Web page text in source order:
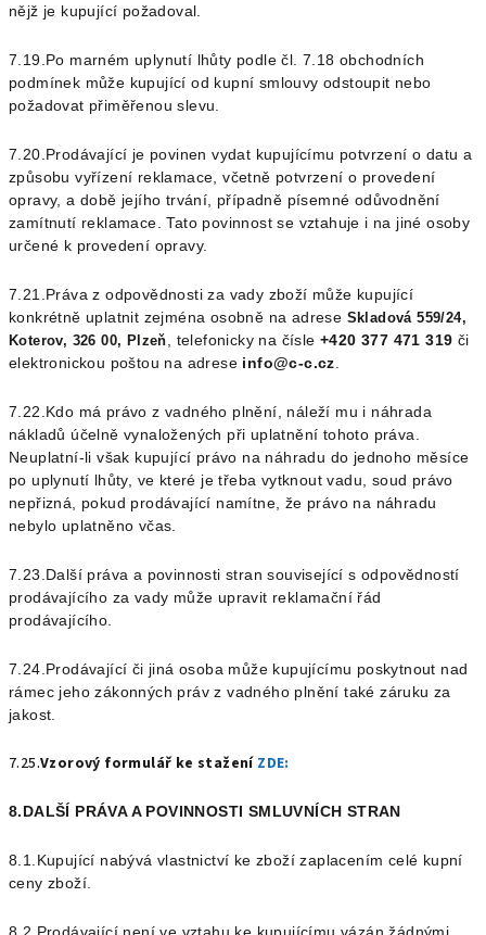
nějž je kupující požadoval.
7.19.Po marném uplynutí lhůty podle čl. 7.18 obchodních
podmínek může kupující od kupní smlouvy odstoupit nebo
požadovat přiměřenou slevu.
7.20.Prodávající je povinen vydat kupujícímu potvrzení o datu a
způsobu vyřízení reklamace, včetně potvrzení o provedení
opravy, a době jejího trvání, případně písemné odůvodnění
zamítnutí reklamace. Tato povinnost se vztahuje i na jiné osoby
určené k provedení opravy.
7.21.Práva z odpovědnosti za vady zboží může kupující
konkrétně uplatnit zejména osobně na adrese Skladová 559/24,
Koterov, 326 00, Plzeň , telefonicky na čísle+420 377 471 319 či
elektronickou poštou na adrese info@c-c.cz
7.22.Kdo má právo z vadného plnění, náleží mu i náhrada
nákladů účelně vynaložených při uplatnění tohoto práva.
Neuplatní-li však kupující právo na náhradu do jednoho měsíce
po uplynutí lhůty, ve které je třeba vytknout vadu, soud právo
nepřizná, pokud prodávající namítne, že právo na náhradu
nebylo uplatněno včas.
7.23.Další práva a povinnosti stran související s odpovědností
prodávajícího za vady může upravit reklamační řád
prodávajícího.
7.24.Prodávající či jiná osoba může kupujícímu poskytnout nad
rámec jeho zákonných práv z vadného plnění také záruku za
jakost.
7.25.Vzorový formulář ke stažení ZDE:
8.DALŠÍ PRÁVA A POVINNOSTI SMLUVNÍCH STRAN
8.1.Kupující nabývá vlastnictví ke zboží zaplacením celé kupní
ceny zboží.
8.2.Prodávající není ve vztahu ke kupujícímu vázán žádnými